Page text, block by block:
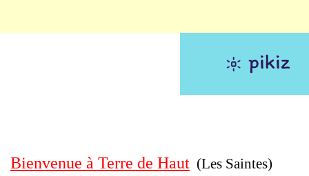
Bienvenue à Terre de Haut (Les Saintes)